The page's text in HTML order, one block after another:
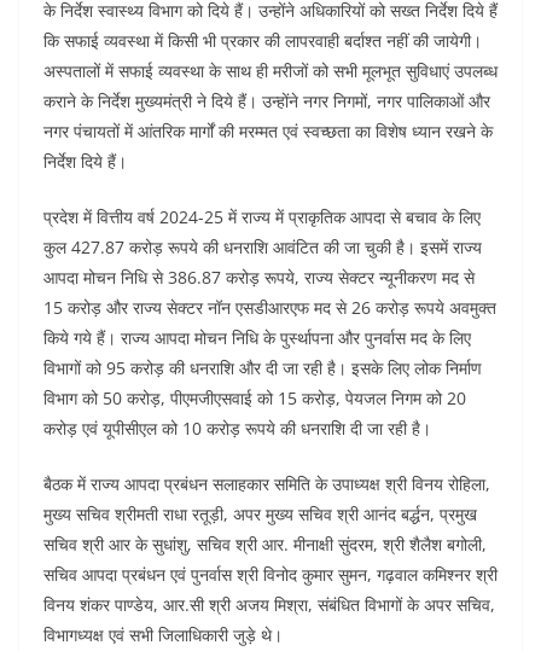
के निर्देश स्वास्थ्य विभाग को दिये हैं। उन्होंने अधिकारियों को सख्त निर्देश दिये हैं
कि सफाई व्यवस्था में किसी भी प्रकार की लापरवाही बर्दाश्त नहीं की जायेगी।
अस्पतालों में सफाई व्यवस्था के साथ ही मरीजों को सभी मूलभूत सुविधाएं उपलब्ध
कराने के निर्देश मुख्यमंत्री ने दिये हैं। उन्होंने नगर निगमों, नगर पालिकाओं और
नगर पंचायतों में आंतरिक मार्गों की मरम्मत एवं स्वच्छता का विशेष ध्यान रखने के
निर्देश दिये हैं।
प्रदेश में वित्तीय वर्ष 2024-25 में राज्य में प्राकृतिक आपदा से बचाव के लिए
कुल 427.87 करोड़ रूपये की धनराशि आवंटित की जा चुकी है। इसमें राज्य
आपदा मोचन निधि से 386.87 करोड़ रूपये, राज्य सेक्टर न्यूनीकरण मद से
15 करोड़ और राज्य सेक्टर नॉन एसडीआरएफ मद से 26 करोड़ रूपये अवमुक्त
किये गये हैं। राज्य आपदा मोचन निधि के पुर्स्थापना और पुनर्वास मद के लिए
विभागों को 95 करोड़ की धनराशि और दी जा रही है। इसके लिए लोक निर्माण
विभाग को 50 करोड़, पीएमजीएसवाई को 15 करोड़, पेयजल निगम को 20
करोड़ एवं यूपीसीएल को 10 करोड़ रूपये की धनराशि दी जा रही है।
बैठक में राज्य आपदा प्रबंधन सलाहकार समिति के उपाध्यक्ष श्री विनय रोहिला,
मुख्य सचिव श्रीमती राधा रतूड़ी, अपर मुख्य सचिव श्री आनंद बर्द्धन, प्रमुख
सचिव श्री आर के सुधांशु, सचिव श्री आर. मीनाक्षी सुंदरम, श्री शैलैश बगोली,
सचिव आपदा प्रबंधन एवं पुनर्वास श्री विनोद कुमार सुमन, गढ़वाल कमिश्नर श्री
विनय शंकर पाण्डेय, आर.सी श्री अजय मिश्रा, संबंधित विभागों के अपर सचिव,
विभागध्यक्ष एवं सभी जिलाधिकारी जुड़े थे।